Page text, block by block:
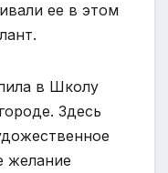
ее в этом
в Школу
Здесь
желание